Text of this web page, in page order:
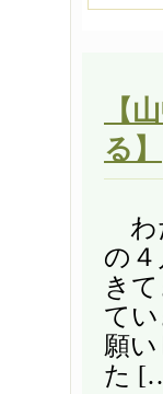
【
る】
わ
の
き
て
願
た